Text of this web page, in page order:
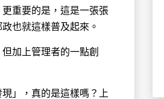
重要的是，這是一張張
也就這樣普及起來。
加上管理者的一點創
」，真的是這樣嗎？上